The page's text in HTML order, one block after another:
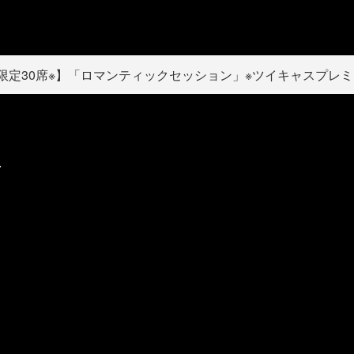
30席※】「ロマンティックセッション」※ツイキャスプレ